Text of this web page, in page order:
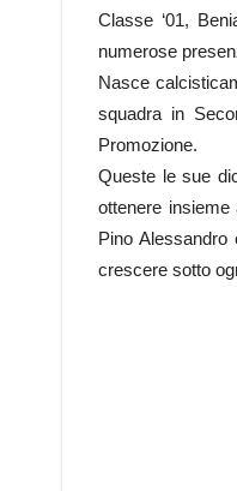
Classe ‘01,
numerose
Nasce
squadra in
Promozione.
Queste le sue
ottenere
Pino
crescere sotto